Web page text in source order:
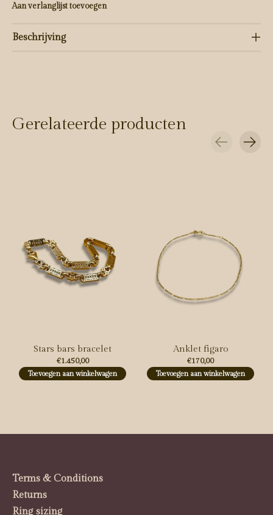
Aan verlanglijst toevoegen
Beschrijving
Gerelateerde producten
Stars bars bracelet
€1.450,00
Toevoegen aan winkelwagen
Anklet figaro
€170,00
Toevoegen aan winkelwagen
Terms & Conditions
Returns
Ring sizing